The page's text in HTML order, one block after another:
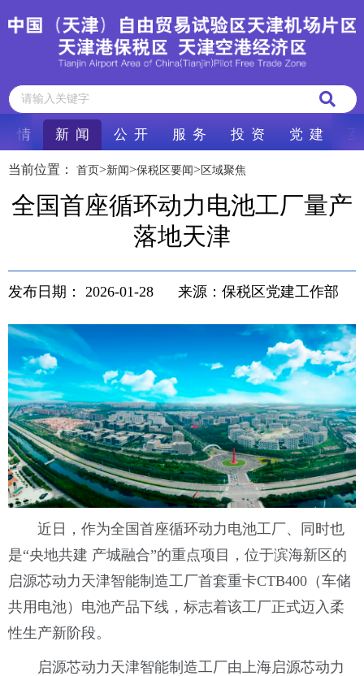
情 新 闻 公 开 服 务 投 资 党 建
当前位置： 首页>新闻>保税区要闻> 区域聚焦
全国首座循环动力电池工厂量产
落地天津
发布日期： 2026-01-28 来源：保税区党建工作部
近日，作为全国首座循环动力电池工厂、同时也
是“央地共建 产城融合”的重点项目，位于滨海新区的
启源芯动力天津智能制造工厂首套重卡CTB400（车储
共用电池）电池产品下线，标志着该工厂正式迈入柔
性生产新阶段。
启源芯动力天津智能制造工厂由上海启源芯动力